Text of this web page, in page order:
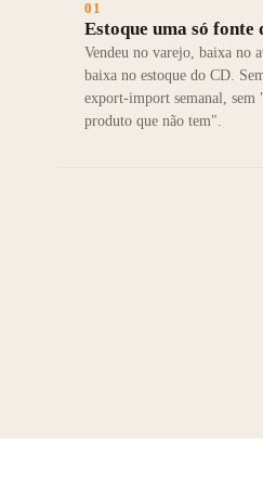
01
Estoque uma só fonte
Vendeu no varejo, baixa no
baixa no estoque do CD.
export-import semanal, sem
produto que não tem".